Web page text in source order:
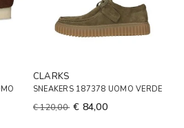
CLARKS
SNEAKERS 187378 UOMO VERDE
€ 120,00 € 84,00